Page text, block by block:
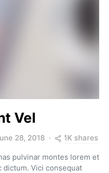
Vel
28, 2018 1K shares
pulvinar montes lorem et
Vici consequat